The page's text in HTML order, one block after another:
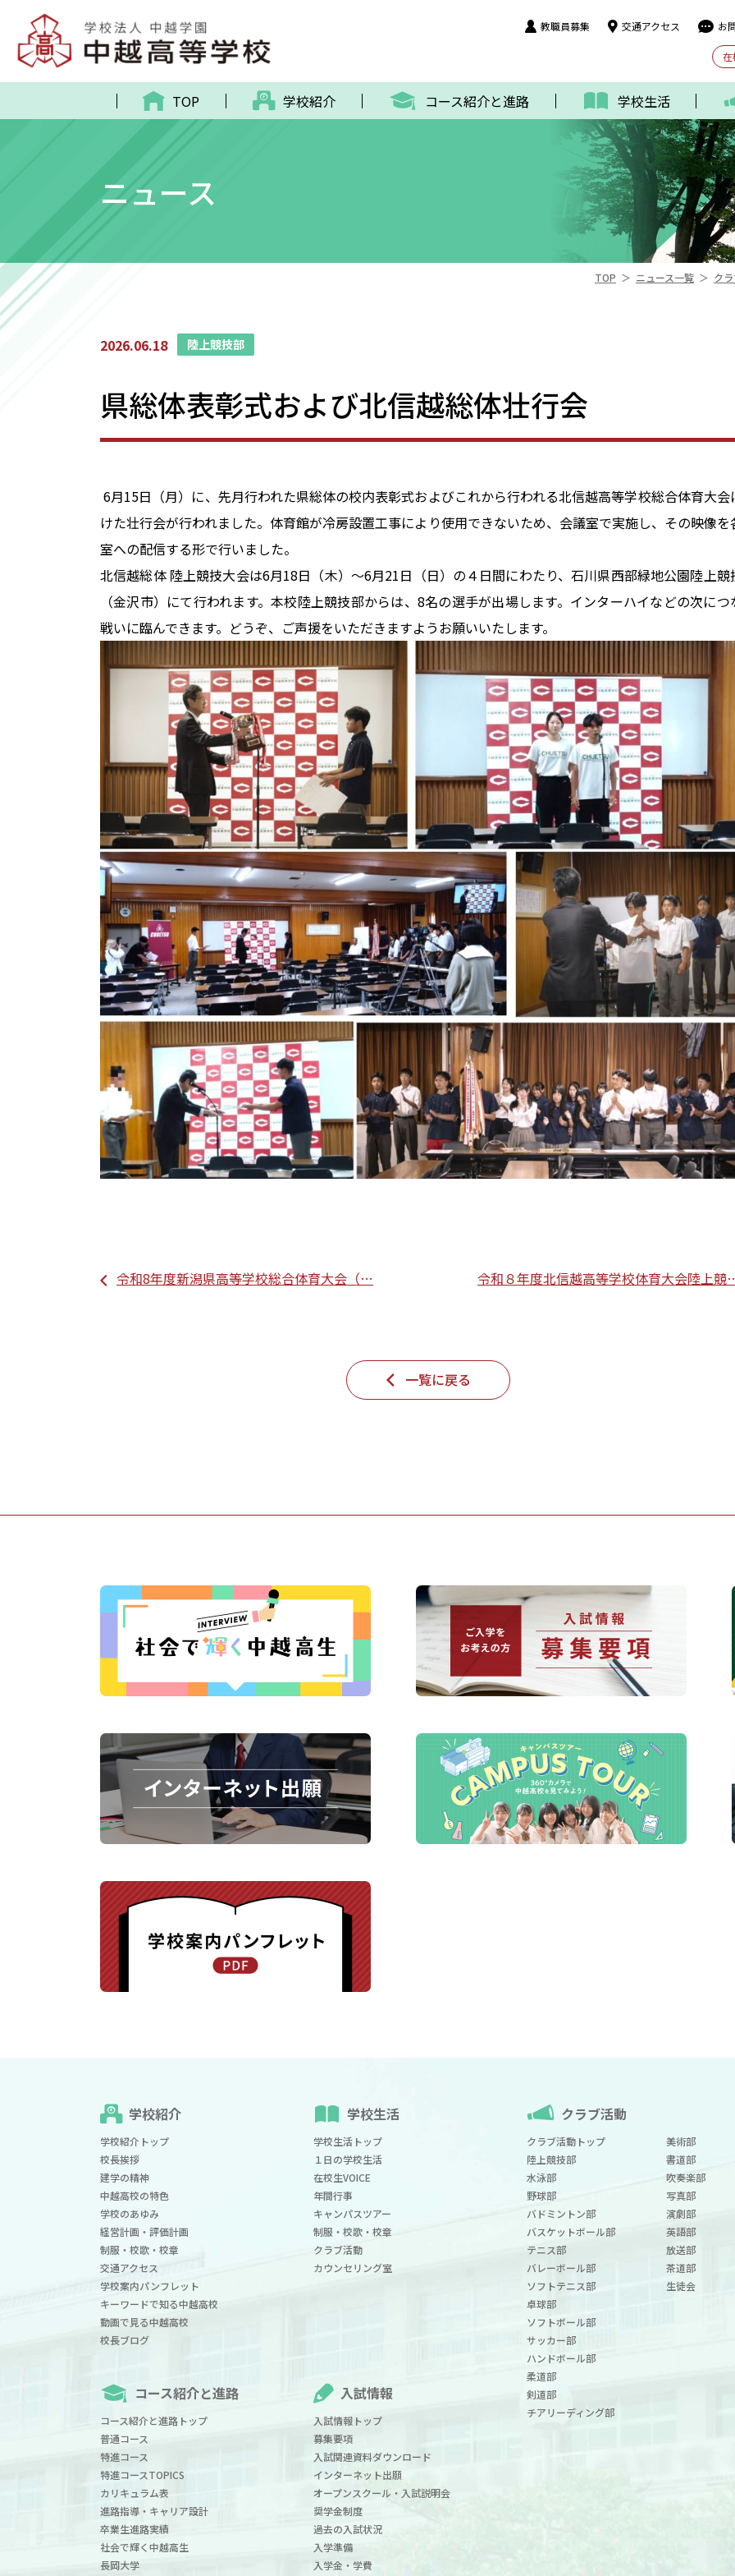
教職員募集 交通アクセス お
在
TOP 学校紹介 コース紹介と進路 学校生活
ニュース
TOP ＞ ニュース一覧 ＞ ク
2026.06.18 陸上競技部
県総体表彰式および北信越総体壮行会
6月15日（月）に、先月行われた県総体の校内表彰式およびこれから行われる北信越高等学校総合体育大会
けた壮行会が行われました。体育館が冷房設置工事により使用できないため、会議室で実施し、その映像を
室への配信する形で行いました。
北信越総体 陸上競技大会は6月18日（木）～6月21日（日）の４日間にわたり、石川県西部緑地公園陸上競
（金沢市）にて行われます。本校陸上競技部からは、8名の選手が出場します。インターハイなどの次につ
戦いに臨んできます。どうぞ、ご声援をいただきますようお願いいたします。
令和8年度新潟県高等学校総合体育大会（… 令和８年度北信越高等学校体育大会陸上
一覧に戻る
学校紹介
学校紹介トップ
校長挨拶
建学の精神
中越高校の特色
学校のあゆみ
経営計画・評価計画
制服・校歌・校章
交通アクセス
学校案内パンフレット
キーワードで知る中越高校
動画で見る中越高校
校長ブログ
学校生活
学校生活トップ
１日の学校生活
在校生VOICE
年間行事
キャンパスツアー
制服・校歌・校章
クラブ活動
カウンセリング室
コース紹介と進路
コース紹介と進路トップ
普通コース
特進コース
特進コースTOPICS
カリキュラム表
進路指導・キャリア設計
卒業生進路実績
社会で輝く中越高生
長岡大学
入試情報
入試情報トップ
募集要項
入試関連資料ダウンロード
インターネット出願
オープンスクール・入試説明会
奨学金制度
過去の入試状況
入学準備
入学金・学費
クラブ活動
クラブ活動トップ
陸上競技部
水泳部
野球部
バドミントン部
バスケットボール部
テニス部
バレーボール部
ソフトテニス部
卓球部
ソフトボール部
サッカー部
ハンドボール部
柔道部
剣道部
チアリーディング部
美術部
書道部
吹奏楽部
写真部
演劇部
英語部
放送部
茶道部
生徒会